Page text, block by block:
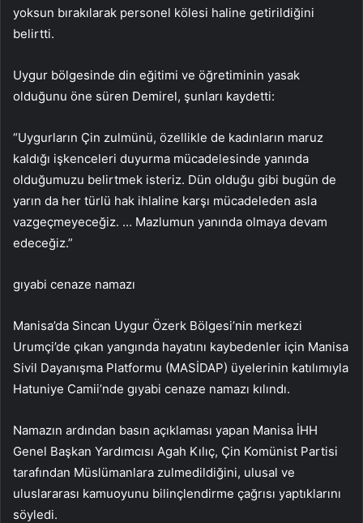
yoksun bırakılarak personel kölesi haline getirildiğini
belirtti.
Uygur bölgesinde din eğitimi ve öğretiminin yasak
olduğunu öne süren Demirel, şunları kaydetti:
“Uygurların Çin zulmünü, özellikle de kadınların maruz
kaldığı işkenceleri duyurma mücadelesinde yanında
olduğumuzu belirtmek isteriz. Dün olduğu gibi bugün de
yarın da her türlü hak ihlaline karşı mücadeleden asla
vazgeçmeyeceğiz. … Mazlumun yanında olmaya devam
edeceğiz.”
gıyabi cenaze namazı
Manisa’da Sincan Uygur Özerk Bölgesi’nin merkezi
Urumçi’de çıkan yangında hayatını kaybedenler için Manisa
Sivil Dayanışma Platformu (MASİDAP) üyelerinin katılımıyla
Hatuniye Camii’nde gıyabi cenaze namazı kılındı.
Namazın ardından basın açıklaması yapan Manisa İHH
Genel Başkan Yardımcısı Agah Kılıç, Çin Komünist Partisi
tarafından Müslümanlara zulmedildiğini, ulusal ve
uluslararası kamuoyunu bilinçlendirme çağrısı yaptıklarını
söyledi.